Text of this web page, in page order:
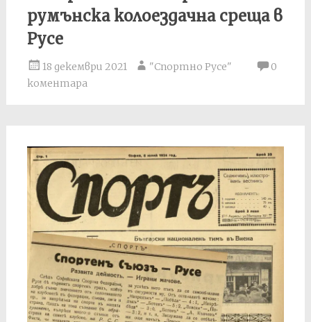
румънска колоездачна среща в
Русе
18 декември 2021 "Спортно Русе"
0
коментара